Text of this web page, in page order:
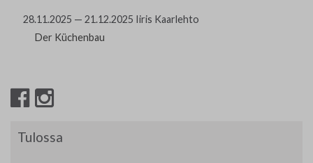
28.11.2025 — 21.12.2025 Iiris Kaarlehto
Der Küchenbau
Tulossa